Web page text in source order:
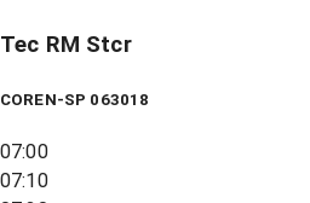
Tec RM Stcr
COREN-SP 063018
07:00
07:10